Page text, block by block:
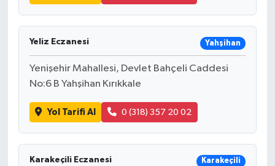
Yeliz Eczanesi Yahşihan
Yenişehir Mahallesi, Devlet Bahçeli Caddesi
No:6 B Yahşihan Kırıkkale
Yol Tarifi Al 0 (318) 357 20 02
Karakeçili Eczanesi Karakeçili